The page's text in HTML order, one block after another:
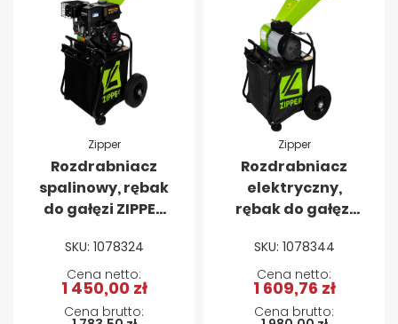
Zipper
Rozdrabniacz
spalinowy, rębak
do gałęzi ZIPPER
SKU: 1078324
1 450,00 zł
Zipper
Rozdrabniacz
elektryczny,
rębak do gałęzi
HAEK2800-230
SKU: 1078344
1 609,76 zł